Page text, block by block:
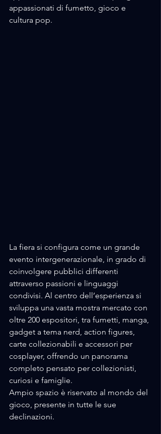
appassionati di fumetto, gioco e
cultura pop.
La fiera si configura come un grande
evento intergenerazionale, in grado di
coinvolgere pubblici differenti
attraverso passioni e linguaggi
condivisi. Al centro dell’esperienza si
sviluppa una vasta mostra mercato con
oltre 200 espositori, tra fumetti, manga,
gadget a tema nerd, action figures,
carte collezionabili e accessori per
cosplayer, offrendo un panorama
completo pensato per collezionisti,
curiosi e famiglie.
Ampio spazio è riservato al mondo del
gioco, presente in tutte le sue
declinazioni.